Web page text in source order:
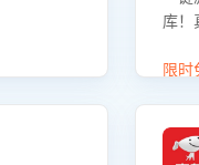
库！
升客
限时